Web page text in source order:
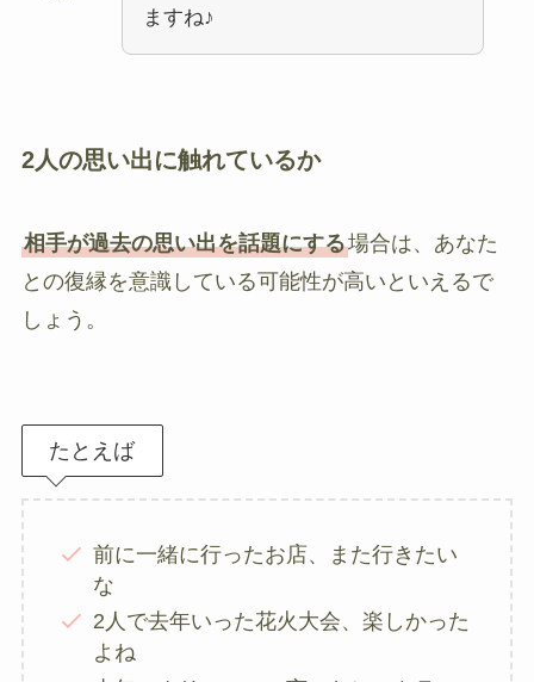
ますね♪
2人の思い出に触れているか
相手が過去の思い出を話題にする場合は、あなた
との復縁を意識している可能性が高いといえるで
しょう。
たとえば
前に一緒に行ったお店、また行きたい
な
2人で去年いった花火大会、楽しかった
よね